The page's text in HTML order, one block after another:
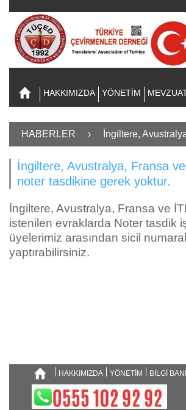
HAKKIMIZDA YÖNETİM
HABERLER › İngiltere,
İngiltere, Avustralya, Fransa
noter tasdikine gerek yoktur.
İngiltere, Avustralya, Fransa ve
istenilen evraklarda Noter tasdik
üyelerimiz arasından sicil
yaptırabilirsiniz.
HAKKIMIZDA YÖNETİM BİLGİ